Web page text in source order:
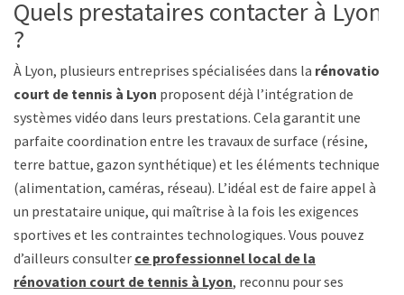
Quels prestataires contacter à Lyon
?
À Lyon, plusieurs entreprises spécialisées dans la rénovation
court de tennis à Lyon proposent déjà l’intégration de
systèmes vidéo dans leurs prestations. Cela garantit une
parfaite coordination entre les travaux de surface (résine,
terre battue, gazon synthétique) et les éléments techniques
(alimentation, caméras, réseau). L’idéal est de faire appel à
un prestataire unique, qui maîtrise à la fois les exigences
sportives et les contraintes technologiques. Vous pouvez
d’ailleurs consulter ce professionnel local de la
rénovation court de tennis à Lyon, reconnu pour ses